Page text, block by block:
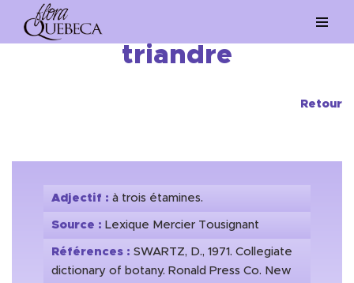
Aller
triandre
Retour
Adjectif : à trois étamines.
Source : Lexique Mercier Tousignant
Références : SWARTZ, D., 1971. Collegiate
dictionary of botany. Ronald Press Co. New